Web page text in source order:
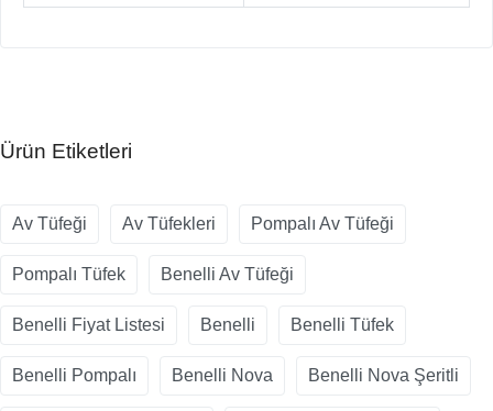
Ürün Etiketleri
Av Tüfeği Av Tüfekleri Pompalı Av Tüfeği
Pompalı Tüfek Benelli Av Tüfeği
Benelli Fiyat Listesi Benelli Benelli Tüfek
Benelli Pompalı Benelli Nova Benelli Nova Şeritli